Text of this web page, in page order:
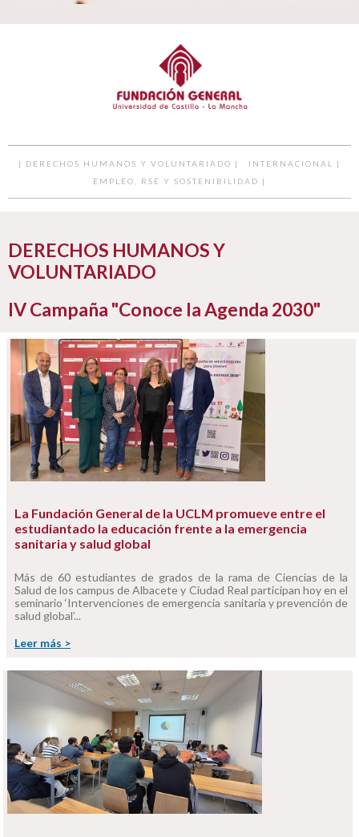
| DERECHOS HUMANOS Y VOLUNTARIADO |
INTERNACIONAL |
EMPLEO, RSE Y SOSTENIBILIDAD |
DERECHOS HUMANOS Y
VOLUNTARIADO
IV Campaña "Conoce la Agenda 2030"
La Fundación General de la UCLM promueve entre el
estudiantado la educación frente a la emergencia
sanitaria y salud global
Más de 60 estudiantes de grados de la rama de Ciencias de la
Salud de los campus de Albacete y Ciudad Real participan hoy en el
seminario ‘Intervenciones de emergencia sanitaria y prevención de
salud global’...
Leer más >